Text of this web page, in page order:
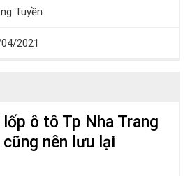
Tuyền
2021
ô tô Tp Nha Trang
nên lưu lại